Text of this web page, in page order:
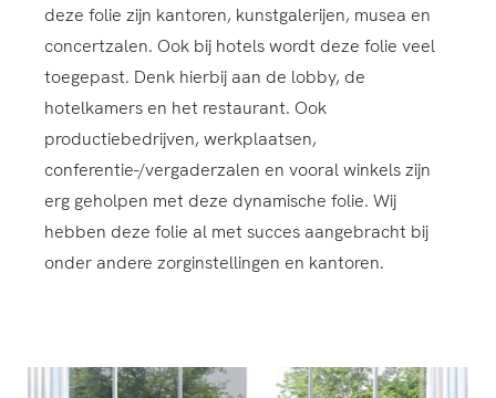
deze folie zijn kantoren, kunstgalerijen, musea en
concertzalen. Ook bij hotels wordt deze folie veel
toegepast. Denk hierbij aan de lobby, de
hotelkamers en het restaurant. Ook
productiebedrijven, werkplaatsen,
conferentie-/vergaderzalen en vooral winkels zijn
erg geholpen met deze dynamische folie. Wij
hebben deze folie al met succes aangebracht bij
onder andere zorginstellingen en kantoren.